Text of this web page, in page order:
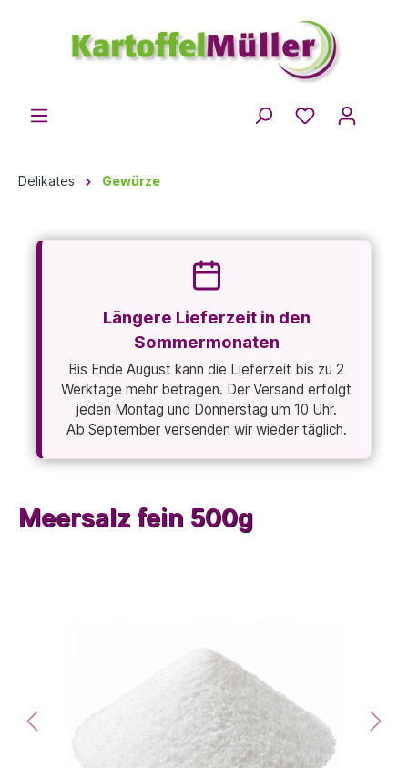
Delikates Gewürze
Längere Lieferzeit in den
Sommermonaten
Bis Ende August kann die Lieferzeit bis zu 2
Werktage mehr betragen. Der Versand erfolgt
jeden Montag und Donnerstag um 10 Uhr.
Ab September versenden wir wieder täglich.
Meersalz fein 500g